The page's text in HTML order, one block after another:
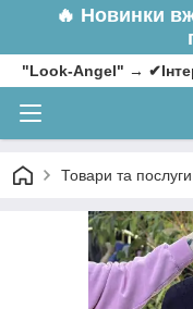
🔥 Новинки
"Look-Angel" →
Товари та послуги